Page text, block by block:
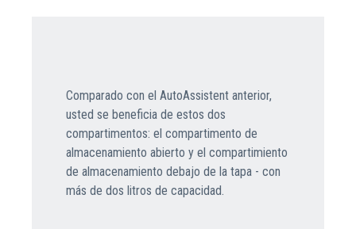
Comparado con el AutoAssistent anterior,
usted se beneficia de estos dos
compartimentos: el compartimento de
almacenamiento abierto y el compartimiento
de almacenamiento debajo de la tapa - con
más de dos litros de capacidad.